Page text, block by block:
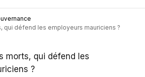
qui défend les employeurs mauriciens ?